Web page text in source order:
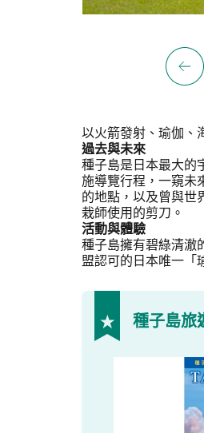
以火箭發射、瑜伽、
過去與未來
種子島是日本最大的
施導覽行程，一窺
的地點，以及曾與世
栽師使用的剪刀。
活動與體驗
種子島擁有碧綠清澈
盟認可的日本唯一「
種子島旅